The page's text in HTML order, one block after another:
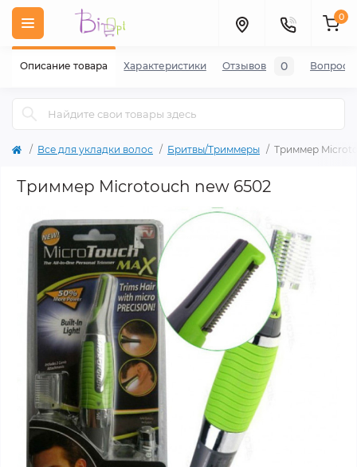
0
Все для укладки волос Бритвы/Триммеры Триммер
Триммер Microtouch new 6502
Описание товара Характеристики Отзывов 0 Вопросы